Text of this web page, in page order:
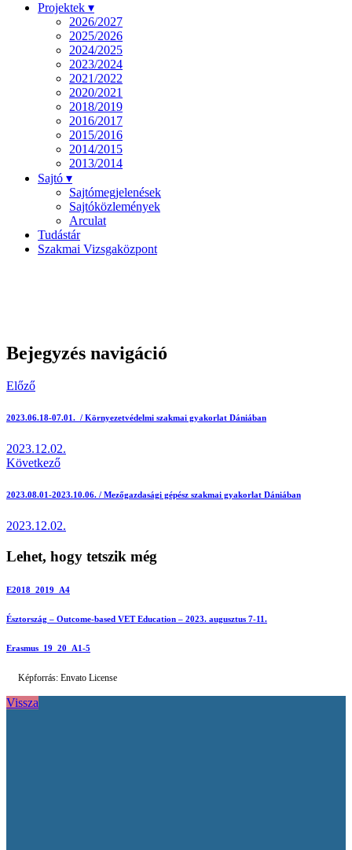
Projektek ▾
2026/2027
2025/2026
2024/2025
2023/2024
2021/2022
2020/2021
2018/2019
2016/2017
2015/2016
2014/2015
2013/2014
Sajtó ▾
Sajtómegjelenések
Sajtóközlemények
Arculat
Tudástár
Szakmai Vizsgaközpont
Bejegyzés navigáció
Előző
2023.06.18-07.01. / Környezetvédelmi szakmai gyakorlat Dániában
2023.12.02.
Következő
2023.08.01-2023.10.06. / Mezőgazdasági gépész szakmai gyakorlat Dániában
2023.12.02.
Lehet, hogy tetszik még
E2018_2019_A4
Észtország – Outcome-based VET Education – 2023. augusztus 7-11.
Erasmus_19_20_A1-5
Képforrás: Envato License
Vissza